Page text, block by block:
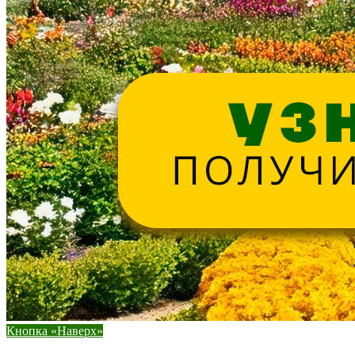
Кнопка «Наверх»